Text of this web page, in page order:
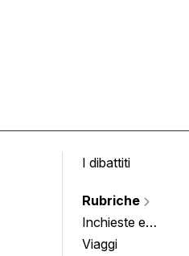
I dibattiti
Rubriche
Inchieste e
approfondimenti
Viaggi